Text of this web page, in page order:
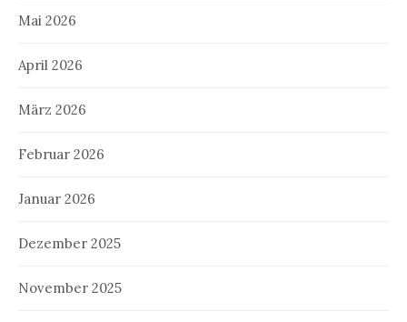
Mai 2026
April 2026
März 2026
Februar 2026
Januar 2026
Dezember 2025
November 2025